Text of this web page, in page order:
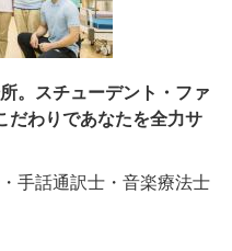
。スチューデント・ファ
だわりであなたを全力サ
手話通訳士・音楽療法士